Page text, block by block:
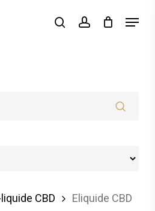
searchaccount
Menu
CBD
Eliquide CBD